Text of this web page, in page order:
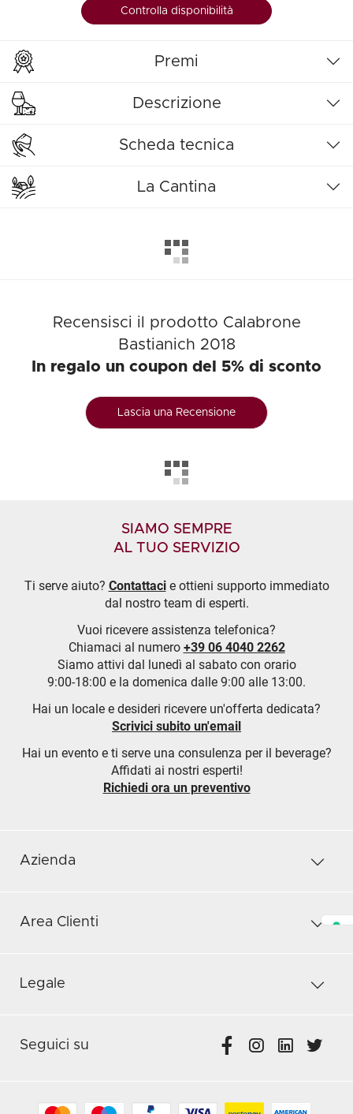
Controlla disponibilità
Premi
Descrizione
Scheda tecnica
La Cantina
Recensisci il prodotto Calabrone
Bastianich 2018
In regalo un coupon del 5% di sconto
Lascia una Recensione
SIAMO SEMPRE
AL TUO SERVIZIO
Ti serve aiuto? Contattacie ottieni supporto immediato
dal nostro team di esperti.
Vuoi ricevere assistenza telefonica?
Chiamaci al numero +39 06 4040 2262
Siamo attivi dal lunedì al sabato con orario
9:00-18:00 e la domenica dalle 9:00 alle 13:00.
Hai un locale e desideri ricevere un'offerta dedicata?
Scrivici subito un'email
Hai un evento e ti serve una consulenza per il beverage?
Affidati ai nostri esperti!
Richiedi ora un preventivo
Azienda
Area Clienti
Legale
Seguici su